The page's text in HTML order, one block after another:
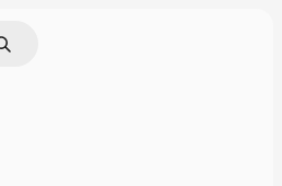
por imagem
Buscar